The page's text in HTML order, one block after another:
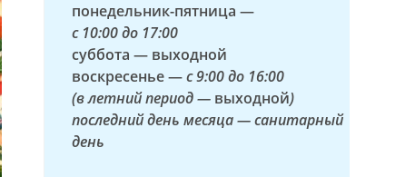
понедельник-пятница —
с 10:00 до 17:00
суббота — выходной
воскресенье —с 9:00 до 16:00
(в летний период — выходной)
последний день месяца — санитарный
день